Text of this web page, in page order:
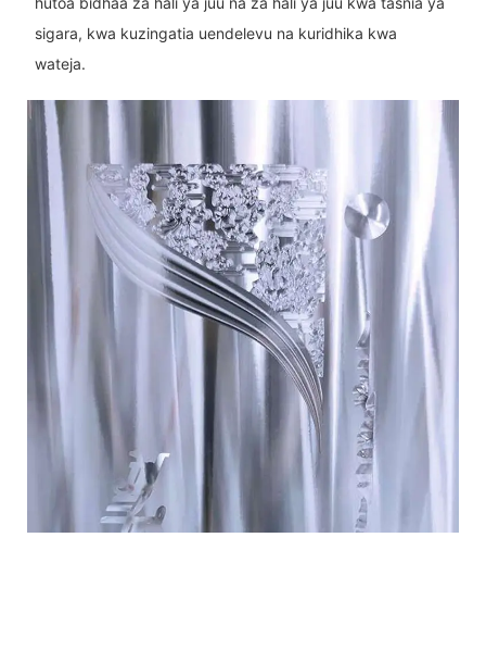
sigara, kwa kuzingatia uendelevu na kuridhika kwa
wateja.